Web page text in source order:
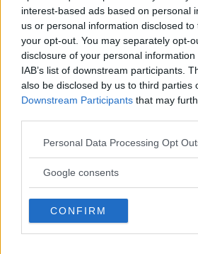
interest-based ads based on personal
us or personal information disclosed
your opt-out. You may separately opt-
disclosure of your personal
IAB’s list of downstream participants.
also be disclosed by us to third parties
Downstream Participants that may
Please note that this website/app uses
not limited to your visit or usage
use your data for below specified
consent section.
Personal Data Processing Opt
Google consents
CONFIRM
skriver vi mer om den.
Om du gillar bilens
värt att veta att den går att
traditionell husbil med, då
RELATERADE BILDSPEL
BILDSPEL: DETHLEFFS ELHUSBIL